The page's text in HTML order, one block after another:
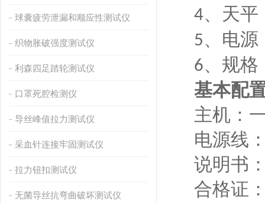
球囊疲劳泄漏和顺应性测试仪
织物胀破强度测试仪
利森四足踏轮测试仪
口罩死腔检测仪
导丝峰值拉力测试仪
采血针连接牢固测试仪
拉力钮扣测试仪
无菌导丝抗弯曲破坏测试仪
4、天平
5、电源
6、规格
基本配
主机：
电源线
说明书
合格证